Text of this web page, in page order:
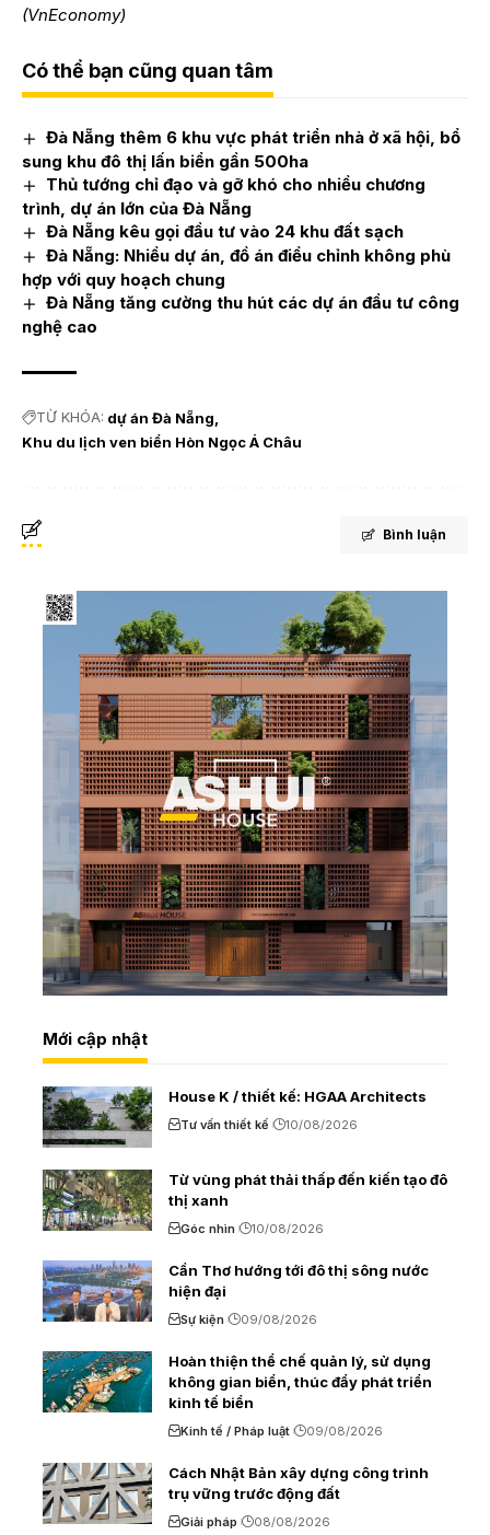
(VnEconomy)
Có thể bạn cũng quan tâm
Đà Nẵng thêm 6 khu vực phát triển nhà ở xã hội, bổ
sung khu đô thị lấn biển gần 500ha
Thủ tướng chỉ đạo và gỡ khó cho nhiều chương
trình, dự án lớn của Đà Nẵng
Đà Nẵng kêu gọi đầu tư vào 24 khu đất sạch
Đà Nẵng: Nhiều dự án, đồ án điều chỉnh không phù
hợp với quy hoạch chung
Đà Nẵng tăng cường thu hút các dự án đầu tư công
nghệ cao
TỪ KHÓA: dự án Đà Nẵng
Khu du lịch ven biển Hòn Ngọc Á Châu
Bình luận
Mới cập nhật
House K / thiết kế: HGAA Architects
Tư vấn thiết kế 10/08/2026
Từ vùng phát thải thấp đến kiến tạo đô
thị xanh
Góc nhìn 10/08/2026
Cần Thơ hướng tới đô thị sông nước
hiện đại
Sự kiện 09/08/2026
Hoàn thiện thể chế quản lý, sử dụng
không gian biển, thúc đẩy phát triển
kinh tế biển
Kinh tế / Pháp luật 09/08/2026
Cách Nhật Bản xây dựng công trình
trụ vững trước động đất
Giải pháp 08/08/2026